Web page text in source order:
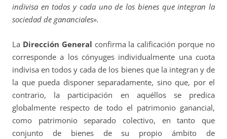
indivisa en todos y cada uno de los bienes que integran la
sociedad de gananciales».
La Dirección General confirma la calificación porque no
corresponde a los cónyuges individualmente una cuota
indivisa en todos y cada de los bienes que la integran y de
la que pueda disponer separadamente, sino que, por el
contrario, la participación en aquéllos se predica
globalmente respecto de todo el patrimonio ganancial,
como patrimonio separado colectivo, en tanto que
conjunto de bienes de su propio ámbito de